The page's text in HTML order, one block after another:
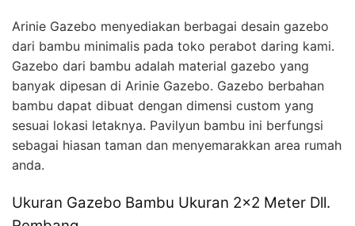
Arinie Gazebo menyediakan berbagai desain gazebo
dari bambu minimalis pada toko perabot daring kami.
Gazebo dari bambu adalah material gazebo yang
banyak dipesan di Arinie Gazebo. Gazebo berbahan
bambu dapat dibuat dengan dimensi custom yang
sesuai lokasi letaknya. Pavilyun bambu ini berfungsi
sebagai hiasan taman dan menyemarakkan area rumah
anda.
Ukuran Gazebo Bambu Ukuran 2×2 Meter Dll.